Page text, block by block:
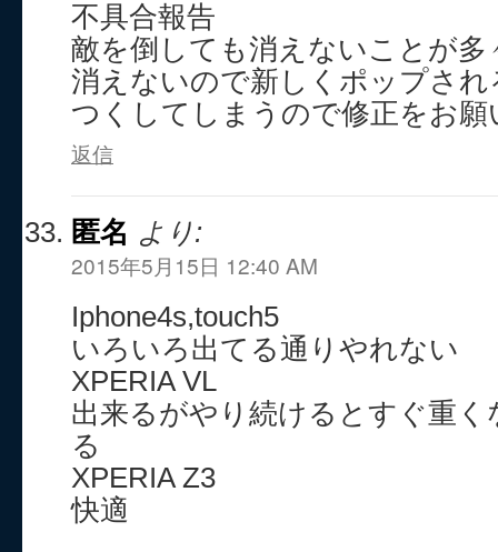
不具合報告
敵を倒しても消えないことが多
消えないので新しくポップさ
つくしてしまうので修正をお
返信
匿名 より:
2015年5月15日 12:40 AM
Iphone4s,touch5
いろいろ出てる通りやれない
XPERIA VL
出来るがやり続けるとすぐ重
る
XPERIA Z3
快適